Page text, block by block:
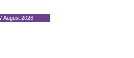
August 2026